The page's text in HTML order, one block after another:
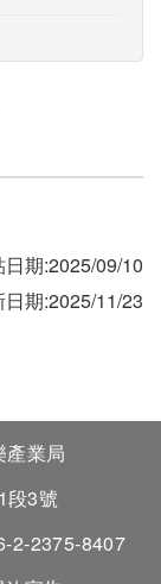
日期:2025/09/10
日期:2025/11/23
業局
段3號
2-2375-8407